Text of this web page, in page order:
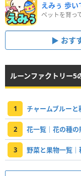
えみぅ 歩い
おす
ルーンファクトリー5
1 チャームブルー
2 花一覧｜花の種の
3 野菜と果物一覧